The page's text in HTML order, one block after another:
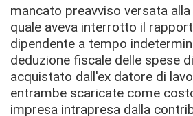
mancato preavviso versata
quale aveva interrotto il
dipendente a tempo
deduzione fiscale delle spese
acquistato dall'ex datore di
entrambe scaricate come
impresa intrapresa dalla